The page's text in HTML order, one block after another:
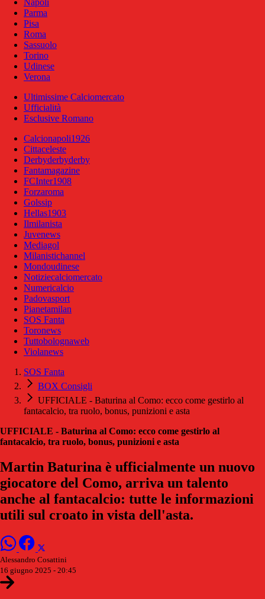
Parma
Pisa
Roma
Sassuolo
Torino
Udinese
Verona
Ultimissime Calciomercato
Ufficialità
Esclusive Romano
Calcionapoli1926
Cittaceleste
Derbyderbyderby
Fantamagazine
FCInter1908
Forzaroma
Golssip
Hellas1903
Ilmilanista
Juvenews
Mediagol
Milanistichannel
Mondoudinese
Notiziecalciomercato
Numericalcio
Padovasport
Pianetamilan
SOS Fanta
Toronews
Tuttobolognaweb
Violanews
SOS Fanta
BOX Consigli
UFFICIALE - Baturina al Como: ecco come gestirlo al
fantacalcio, tra ruolo, bonus, punizioni e asta
UFFICIALE - Baturina al Como: ecco come gestirlo al
fantacalcio, tra ruolo, bonus, punizioni e asta
Martin Baturina è ufficialmente un nuovo
giocatore del Como, arriva un talento
anche al fantacalcio: tutte le informazioni
utili sul croato in vista dell'asta.
Alessandro Cosattini
16 giugno 2025 - 20:45